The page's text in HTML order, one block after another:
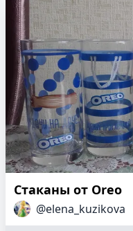
Стаканы от Oreo
@elena_kuzikova